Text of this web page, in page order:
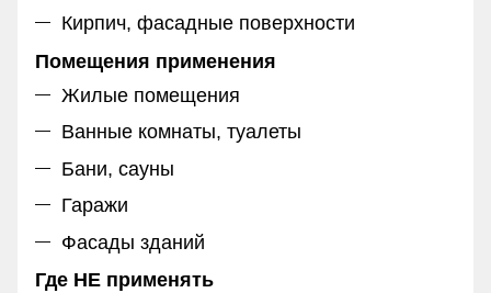
Кирпич, фасадные поверхности
Помещения применения
Жилые помещения
Ванные комнаты, туалеты
Бани, сауны
Гаражи
Фасады зданий
Где НЕ применять